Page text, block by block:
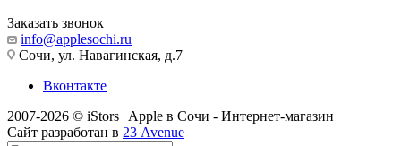
Заказать звонок
info@applesochi.ru
Сочи, ул. Навагинская, д.7
Вконтакте
2007-2026 © iStors | Apple в Сочи - Интернет-магазин
Сайт разработан в 23 Avenue